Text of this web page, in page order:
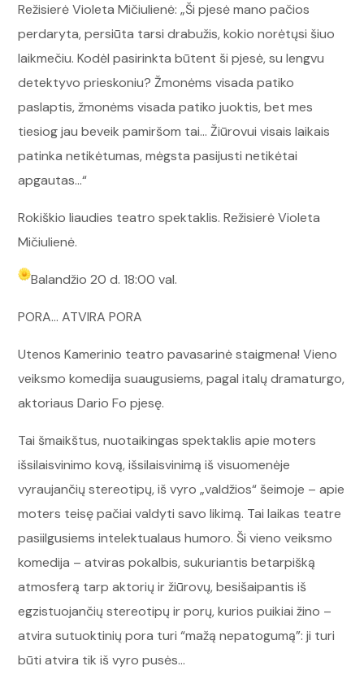
Režisierė Violeta Mičiulienė: „Ši pjesė mano pačios
perdaryta, persiūta tarsi drabužis, kokio norėtųsi šiuo
laikmečiu. Kodėl pasirinkta būtent ši pjesė, su lengvu
detektyvo prieskoniu? Žmonėms visada patiko
paslaptis, žmonėms visada patiko juoktis, bet mes
tiesiog jau beveik pamiršom tai… Žiūrovui visais laikais
patinka netikėtumas, mėgsta pasijusti netikėtai
apgautas…“
Rokiškio liaudies teatro spektaklis. Režisierė Violeta
Mičiulienė.
Balandžio 20 d. 18:00 val.
PORA… ATVIRA PORA
Utenos Kamerinio teatro pavasarinė staigmena! Vieno
veiksmo komedija suaugusiems, pagal italų dramaturgo,
aktoriaus Dario Fo pjesę.
Tai šmaikštus, nuotaikingas spektaklis apie moters
išsilaisvinimo kovą, išsilaisvinimą iš visuomenėje
vyraujančių stereotipų, iš vyro „valdžios“ šeimoje – apie
moters teisę pačiai valdyti savo likimą. Tai laikas teatre
pasiilgusiems intelektualaus humoro. Ši vieno veiksmo
komedija – atviras pokalbis, sukuriantis betarpišką
atmosferą tarp aktorių ir žiūrovų, besišaipantis iš
egzistuojančių stereotipų ir porų, kurios puikiai žino –
atvira sutuoktinių pora turi “mažą nepatogumą”: ji turi
būti atvira tik iš vyro pusės…